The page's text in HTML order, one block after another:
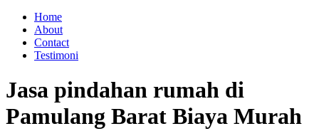
Home
About
Contact
Testimoni
Jasa pindahan rumah di
Pamulang Barat Biaya Murah